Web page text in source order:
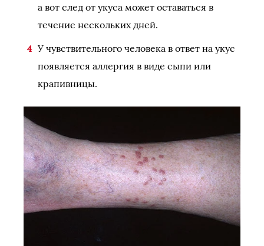
а вот след от укуса может оставаться в
течение нескольких дней.
У чувствительного человека в ответ на укус
появляется аллергия в виде сыпи или
крапивницы.